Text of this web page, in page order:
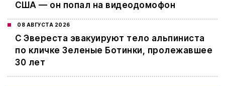
США — он попал на видеодомофон
08 АВГУСТА 2026
С Эвереста эвакуируют тело альпиниста
по кличке Зеленые Ботинки, пролежавшее
30 лет